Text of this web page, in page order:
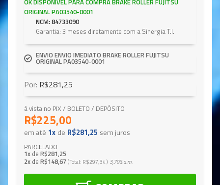
ORIGINAL PA03540-0001
NCM: 84733090
Garantia: 3 meses diretamente com a Sinergia T.I.
ENVIO ENVIO IMEDIATO BRAKE ROLLER FUJITSU
ORIGINAL PA03540-0001
Por: R$281,25
à vista no PIX / BOLETO / DEPÓSITO
R$225,00
em até 1x de R$281,25 sem juros
PARCELADO
1x de R$281,25
2x de R$148,67 Total R$297,34 3,79%a.m.